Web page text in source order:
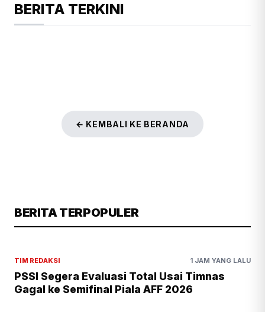
BERITA TERKINI
← KEMBALI KE BERANDA
BERITA TERPOPULER
TIM REDAKSI 1 JAM YANG LALU
PSSI Segera Evaluasi Total Usai Timnas
Gagal ke Semifinal Piala AFF 2026